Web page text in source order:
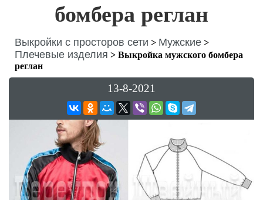
бомбера реглан
Выкройки с просторов сети > Мужские >
Плечевые изделия > Выкройка мужского бомбера
реглан
13-8-2021